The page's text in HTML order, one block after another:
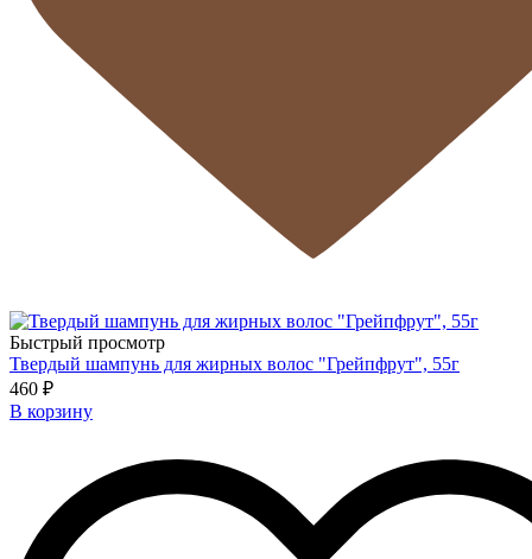
Быстрый просмотр
Твердый шампунь для жирных волос "Грейпфрут", 55г
460 ₽
В корзину